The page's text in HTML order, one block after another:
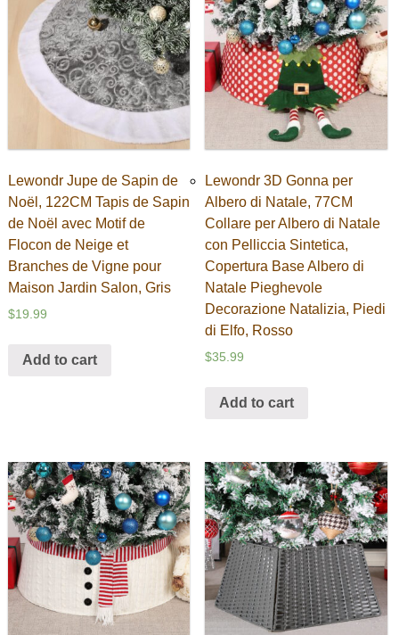
Lewondr Jupe de Sapin de
Noël, 122CM Tapis de Sapin
de Noël avec Motif de
Flocon de Neige et
Branches de Vigne pour
Maison Jardin Salon, Gris
$19.99
Add to cart
Lewondr 3D Gonna per
Albero di Natale, 77CM
Collare per Albero di Natale
con Pelliccia Sintetica,
Copertura Base Albero di
Natale Pieghevole
Decorazione Natalizia, Piedi
di Elfo, Rosso
$35.99
Add to cart